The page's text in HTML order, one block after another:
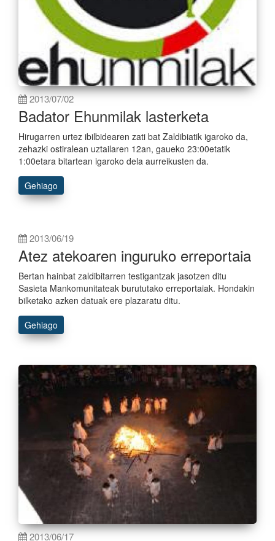
2013/07/02
Badator Ehunmilak lasterketa
Hirugarren urtez ibilbidearen zati bat Zaldibiatik igaroko da,
zehazki ostiralean uztailaren 12an, gaueko 23:00etatik
1:00etara bitartean igaroko dela aurreikusten da.
Gehiago
2013/06/19
Atez atekoaren inguruko erreportaia
Bertan hainbat zaldibitarren testigantzak jasotzen ditu
Sasieta Mankomunitateak burututako erreportaiak. Hondakin
bilketako azken datuak ere plazaratu ditu.
Gehiago
2013/06/17